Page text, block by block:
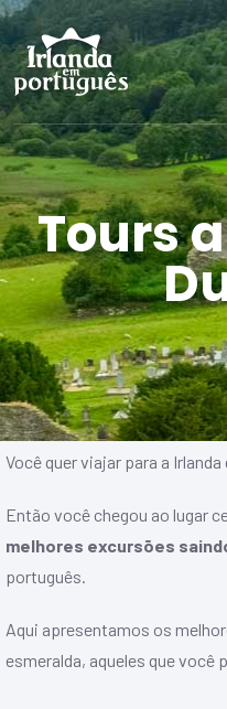
Tours
Você quer viajar para a
Então você chegou ao lugar
melhores excursões
português.
Aqui apresentamos os
esmeralda, aqueles que você